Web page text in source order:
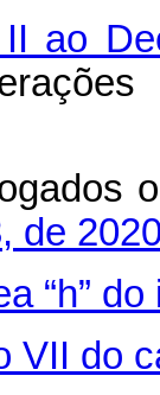
ao
de
“h”
VII do